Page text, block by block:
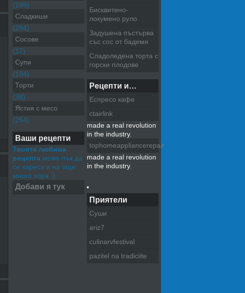
Бисквитено-
локумено руло
Задушена пъстърва
със сос от бадеми
Сладоледена торта с
горски плодове
Рецепти и…
Еспресо кафе
ctairlink
made a real revolution
in the industry.
tophomeappliancerepair
made a real revolution
in the industry.
Приятели
Суши
ariz7
culinarvfestival
pazitel na tradiciite
(199)
Сладкиши
(294)
Сосове
(17)
Супи
(104)
Торти
(38)
Ястия с месо
(264)
Ваши рецепти
Твоята любима
рецепта може пък да
се хареса и на още
много хора :)
Добави я тук